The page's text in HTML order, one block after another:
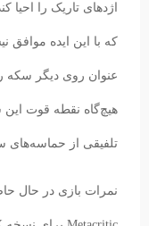
اژدهای تاریک را احیا
که با این ایده
عنوان روی دیگر سکه
هیچ‌گاه نقطه قوت این
تلفیقی از حماسه‌های
نمرات بازی در حال